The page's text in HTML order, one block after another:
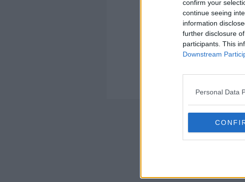
confirm your
continue seeing
information
further disclosure
participants. This
Downstream
Personal Data
Nyhedsmails -